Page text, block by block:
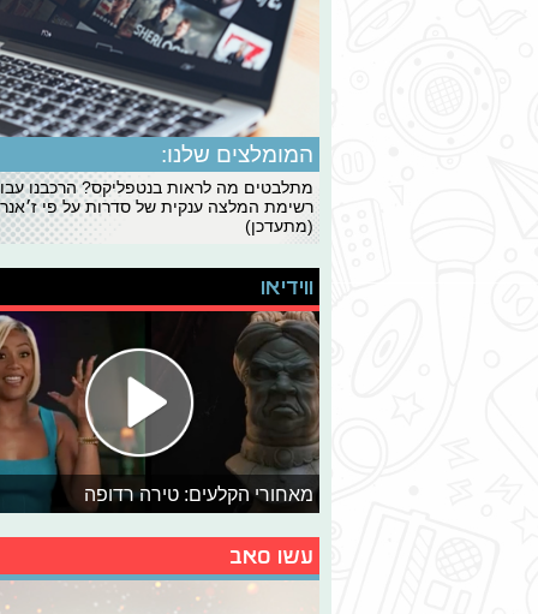
המומלצים שלנו:
מתלבטים מה לראות בנטפליקס? הרכבנו
רשימת המלצה ענקית של סדרות על פי
(מתעדכן)
ווידיאו
מאחורי הקלעים: טירה רדופה
עשו סאב